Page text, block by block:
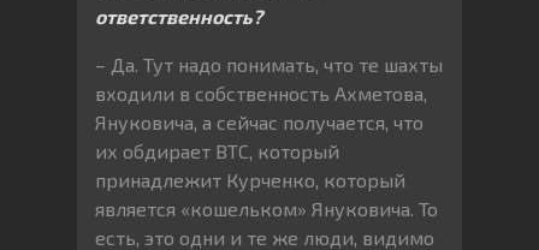
ответственность?
– Да. Тут надо понимать, что те шахты
входили в собственность Ахметова,
Януковича, а сейчас получается, что
их обдирает ВТС, который
принадлежит Курченко, который
является «кошельком» Януковича. То
есть, это одни и те же люди, видимо